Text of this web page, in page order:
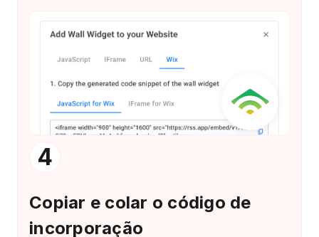
4
Copiar e colar o código de
incorporação